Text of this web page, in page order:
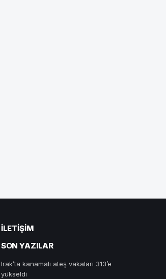
İLETIŞIM
SON YAZILAR
Irak’ta kanamalı ateş vakaları 313’e
yükseldi